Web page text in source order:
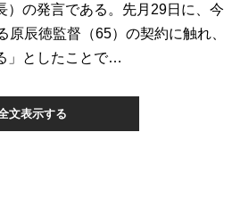
）の発言である。先月29日に、今
辰徳監督（65）の契約に触れ、
」としたことで…
文表示する